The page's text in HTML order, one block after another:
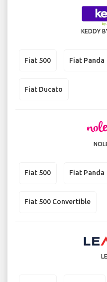
KEDDY
Fiat 500 Fiat Panda
Fiat Ducato
Fiat 500 Fiat Panda
Fiat 500 Convertible